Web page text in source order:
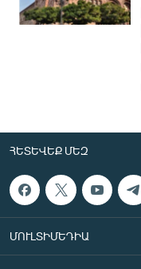
ՀԵՏԵՎԵՔ ՄԵԶ
ՄՈՒԼՏԻՄԵԴԻԱ